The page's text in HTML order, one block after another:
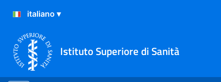
Istituto Superiore di Sanità